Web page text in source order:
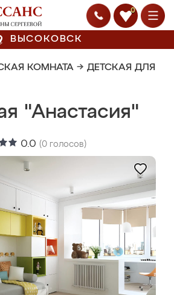
0
ВЫСОКОВСК
КОМНАТА → ДЕТСКАЯ ДЛЯ
"Анастасия"
0.0 (0 голосов)